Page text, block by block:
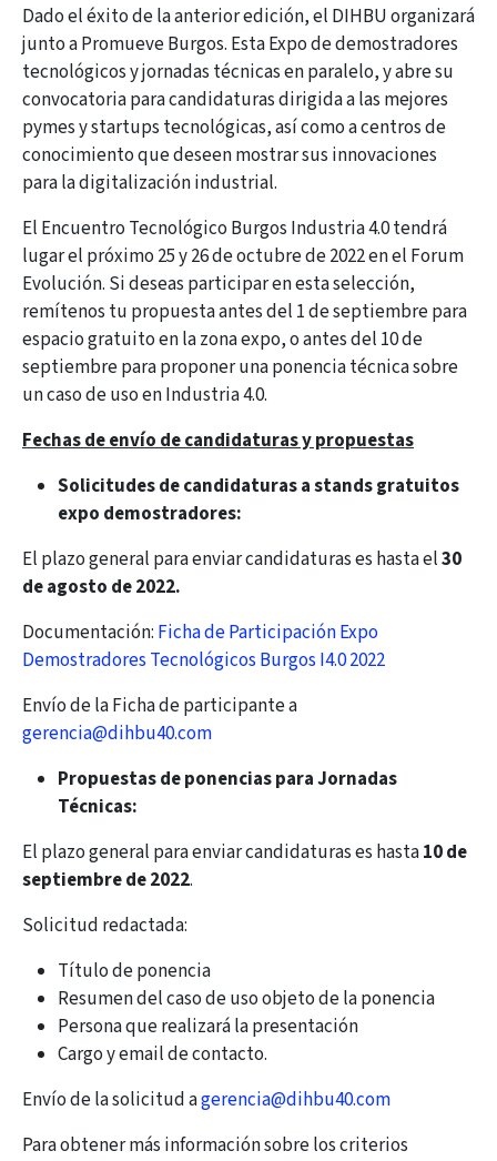
Dado el éxito de la anterior edición, el DIHBU organizará
junto a Promueve Burgos. Esta Expo de demostradores
tecnológicos y jornadas técnicas en paralelo, y abre su
convocatoria para candidaturas dirigida a las mejores
pymes y startups tecnológicas, así como a centros de
conocimiento que deseen mostrar sus innovaciones
para la digitalización industrial.
El Encuentro Tecnológico Burgos Industria 4.0 tendrá
lugar el próximo 25 y 26 de octubre de 2022 en el Forum
Evolución. Si deseas participar en esta selección,
remítenos tu propuesta antes del 1 de septiembre para
espacio gratuito en la zona expo, o antes del 10 de
septiembre para proponer una ponencia técnica sobre
un caso de uso en Industria 4.0.
Fechas de envío de candidaturas y propuestas
Solicitudes de candidaturas a stands gratuitos
expo demostradores:
El plazo general para enviar candidaturas es hasta el30
de agosto de 2022.
Documentación: Ficha de Participación Expo
Demostradores Tecnológicos Burgos I4.0 2022
Envío de la Ficha de participante a
gerencia@dihbu40.com
Propuestas de ponencias para Jornadas
Técnicas:
El plazo general para enviar candidaturas es hasta10 de
septiembre de 2022.
Solicitud redactada:
Título de ponencia
Resumen del caso de uso objeto de la ponencia
Persona que realizará la presentación
Cargo y email de contacto.
Envío de la solicitud agerencia@dihbu40.com
Para obtener más información sobre los criterios